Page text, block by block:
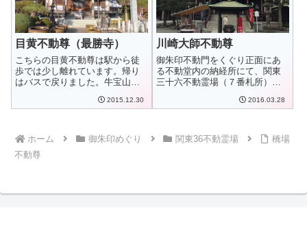
目黄不動尊（最勝寺）
こちらの目黄不動尊は駅から徒
歩では少し離れています。帰り
はバスで戻りました。牛宝山明
2015.12.30
川崎大師不動尊
御朱印不動門をくぐり正面にあ
る不動堂内の納経所にて、関東
三十六不動霊場（７番札所）の
2016.03.28
ホーム 御朱印めぐり 関東36不動霊場
橋場
不動尊